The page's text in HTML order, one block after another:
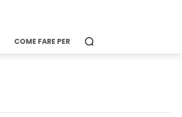
COME FARE PER